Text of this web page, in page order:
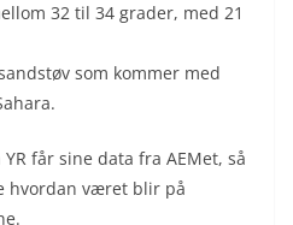
32 til 34 grader, med 21
som kommer med
får sine data fra AEMet, så
hvordan været blir på